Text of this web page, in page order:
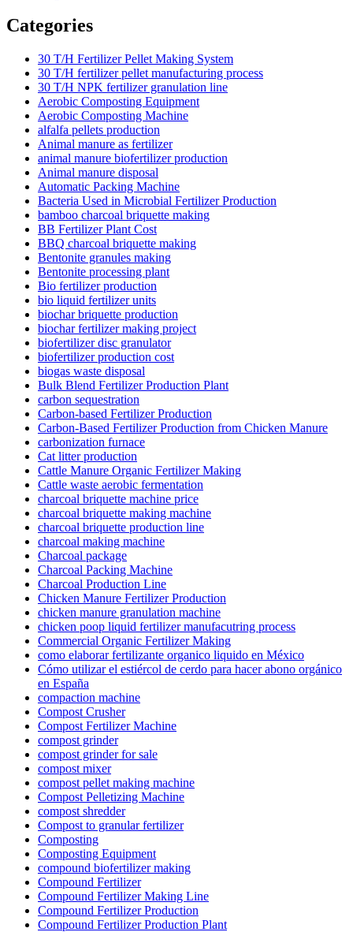
Categories
30 T/H Fertilizer Pellet Making System
30 T/H fertilizer pellet manufacturing process
30 T/H NPK fertilizer granulation line
Aerobic Composting Equipment
Aerobic Composting Machine
alfalfa pellets production
Animal manure as fertilizer
animal manure biofertilizer production
Animal manure disposal
Automatic Packing Machine
Bacteria Used in Microbial Fertilizer Production
bamboo charcoal briquette making
BB Fertilizer Plant Cost
BBQ charcoal briquette making
Bentonite granules making
Bentonite processing plant
Bio fertilizer production
bio liquid fertilizer units
biochar briquette production
biochar fertilizer making project
biofertilizer disc granulator
biofertilizer production cost
biogas waste disposal
Bulk Blend Fertilizer Production Plant
carbon sequestration
Carbon-based Fertilizer Production
Carbon-Based Fertilizer Production from Chicken Manure
carbonization furnace
Cat litter production
Cattle Manure Organic Fertilizer Making
Cattle waste aerobic fermentation
charcoal briquette machine price
charcoal briquette making machine
charcoal briquette production line
charcoal making machine
Charcoal package
Charcoal Packing Machine
Charcoal Production Line
Chicken Manure Fertilizer Production
chicken manure granulation machine
chicken poop liquid fertilizer manufacutring process
Commercial Organic Fertilizer Making
como elaborar fertilizante organico liquido en México
Cómo utilizar el estiércol de cerdo para hacer abono orgánico
en España
compaction machine
Compost Crusher
Compost Fertilizer Machine
compost grinder
compost grinder for sale
compost mixer
compost pellet making machine
Compost Pelletizing Machine
compost shredder
Compost to granular fertilizer
Composting
Composting Equipment
compound biofertilizer making
Compound Fertilizer
Compound Fertilizer Making Line
Compound Fertilizer Production
Compound Fertilizer Production Plant